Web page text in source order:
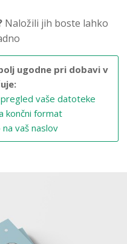
Naložili jih boste lahko
ugodne pri dobavi v
vaše datoteke
končni format
vaš naslov